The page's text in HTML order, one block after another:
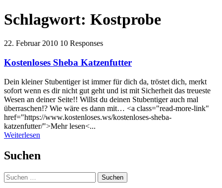
Schlagwort: Kostprobe
22. Februar 2010 10 Responses
Kostenloses Sheba Katzenfutter
Dein kleiner Stubentiger ist immer für dich da, tröstet dich, merkt
sofort wenn es dir nicht gut geht und ist mit Sicherheit das treueste
Wesen an deiner Seite!! Willst du deinen Stubentiger auch mal
überraschen!? Wie wäre es dann mit… <a class="read-more-link"
href="https://www.kostenloses.ws/kostenloses-sheba-
katzenfutter/">Mehr lesen<...
Weiterlesen
Suchen
Suchen
nach: